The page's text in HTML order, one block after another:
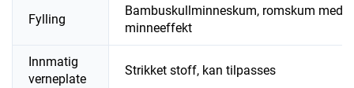
Fylling
Bambuskullminneskum, romskum med
minneeffekt
Innmatig
verneplate
Strikket stoff, kan tilpasses